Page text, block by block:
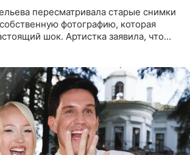
пересматривала старые снимки
фотографию, которая
шок. Артистка заявила, что